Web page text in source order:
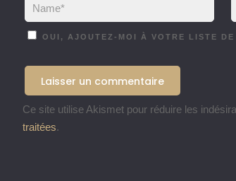
OUI, AJOUTEZ-MOI À VOTRE LISTE DE
Ce site utilise Akismet pour réduire les
traitées.